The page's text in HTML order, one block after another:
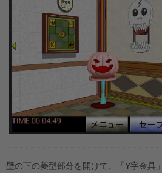
壁の下の菱型部分を開けて、「Y字金具